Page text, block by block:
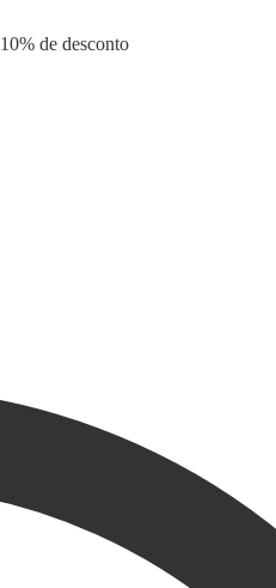
10% de desconto